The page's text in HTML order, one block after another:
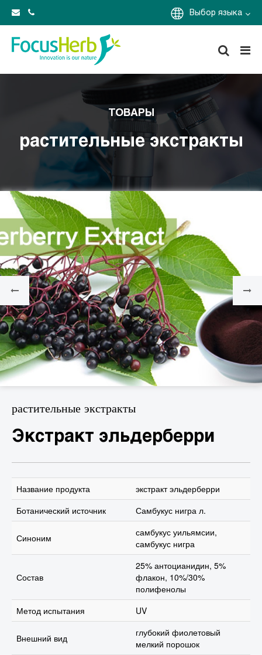
Выбор языка
ТОВАРЫ
растительные экстракты
растительные экстракты
Экстракт эльдерберри
Название продукта
экстракт эльдерберри
Ботанический источник
Самбукус нигра л.
Синоним
самбукус уильямсии,
самбукус нигра
Состав
25% антоцианидин, 5%
флакон, 10%/30%
полифенолы
Метод испытания
UV
Внешний вид
глубокий фиолетовый
мелкий порошок